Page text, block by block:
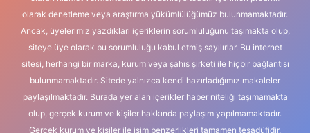
olarak denetleme veya araştırma yükümlülüğümüz bulunmamaktadır.
Ancak, üyelerimiz yazdıkları içeriklerin sorumluluğunu taşımakta olup,
siteye üye olarak bu sorumluluğu kabul etmiş sayılırlar. Bu internet
sitesi, herhangi bir marka, kurum veya şahıs şirketi ile hiçbir bağlantısı
bulunmamaktadır. Sitede yalnızca kendi hazırladığımız makaleler
paylaşılmaktadır. Burada yer alan içerikler haber niteliği taşımamakta
olup, gerçek kurum ve kişiler hakkında paylaşım yapılmamaktadır.
Gerçek kurum ve kişiler ile isim benzerlikleri tamamen tesadüfidir.